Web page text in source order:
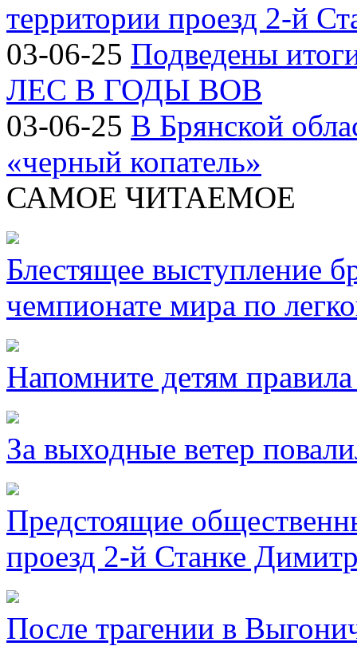
территории проезд 2-й
03-06-25 Подведены
ЛЕС В ГОДЫ ВОВ
03-06-25 В Брянской
«черный копатель»
САМОЕ ЧИТАЕМОЕ
Блестящее выступление
чемпионате мира по
Напомните детям
За выходные ветер
Предстоящие
проезд 2-й Станке
После трагении в